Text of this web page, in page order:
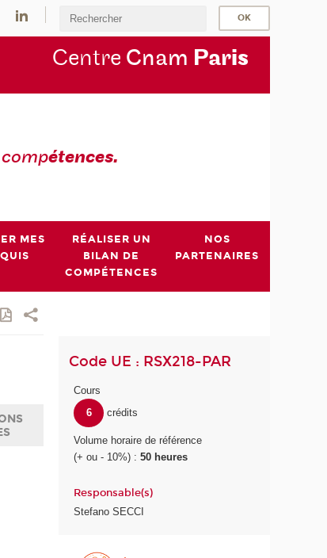
Centre Cnam Paris
étences.
MES
RÉALISER UN
BILAN DE
COMPÉTENCES
NOS
PARTENAIRES
Code UE : RSX218-PAR
Cours
6
crédits
Volume horaire de référence
(+ ou - 10%) :50 heures
Responsable(s)
Stefano SECCI